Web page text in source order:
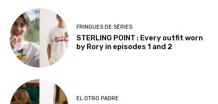
FRINGUES DE SÉRIES
STERLING POINT : Every outfit worn
by Rory in episodes 1 and 2
EL OTRO PADRE